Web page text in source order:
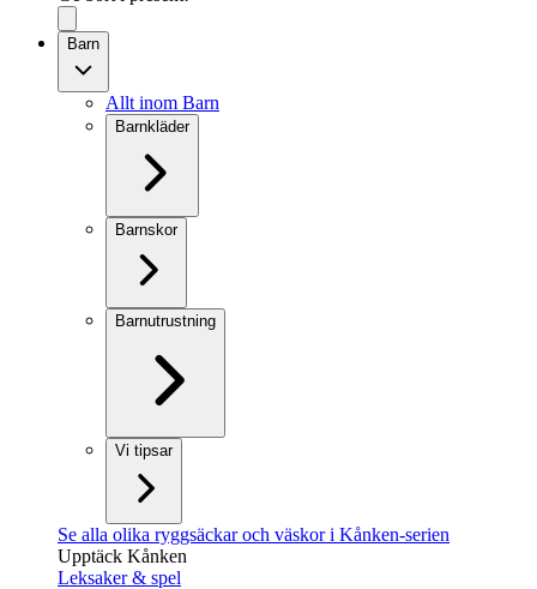
Barn
Allt inom Barn
Barnkläder
Barnskor
Barnutrustning
Vi tipsar
Se alla olika ryggsäckar och väskor i Kånken-serien
Upptäck Kånken
Leksaker & spel